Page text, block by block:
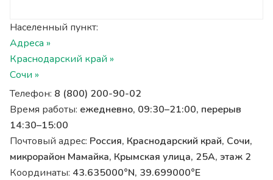
Населенный пункт:
Адреса »
Краснодарский край »
Сочи »
Телефон: 8 (800) 200-90-02
Время работы: ежедневно, 09:30–21:00, перерыв
14:30–15:00
Почтовый адрес: Россия, Краснодарский край, Сочи,
микрорайон Мамайка, Крымская улица, 25А, этаж 2
Координаты: 43.635000°N, 39.699000°E